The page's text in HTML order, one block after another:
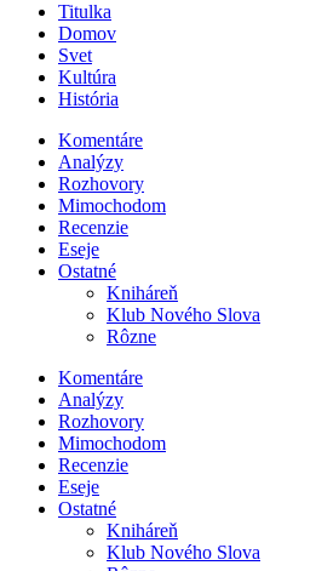
Titulka
Domov
Svet
Kultúra
História
Komentáre
Analýzy
Rozhovory
Mimochodom
Recenzie
Eseje
Ostatné
Kniháreň
Klub Nového Slova
Rôzne
Komentáre
Analýzy
Rozhovory
Mimochodom
Recenzie
Eseje
Ostatné
Kniháreň
Klub Nového Slova